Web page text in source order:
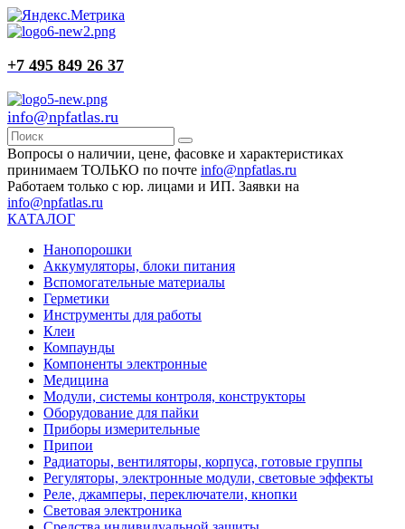
+7 495 849 26 37
info@npfatlas.ru
Вопросы о наличии, цене, фасовке и характеристиках
принимаем ТОЛЬКО по почте info@npfatlas.ru
Работаем только с юр. лицами и ИП. Заявки на
info@npfatlas.ru
КАТАЛОГ
Нанопорошки
Аккумуляторы, блоки питания
Вспомогательные материалы
Герметики
Инструменты для работы
Клеи
Компаунды
Компоненты электронные
Медицина
Модули, системы контроля, конструкторы
Оборудование для пайки
Приборы измерительные
Припои
Радиаторы, вентиляторы, корпуса, готовые группы
Регуляторы, электронные модули, световые эффекты
Реле, джамперы, переключатели, кнопки
Световая электроника